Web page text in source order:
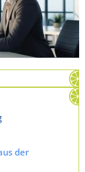
der